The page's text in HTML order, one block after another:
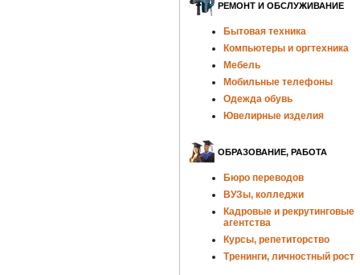
РЕМОНТ И ОБСЛУЖИВАНИЕ
Бытовая техника
Компьютеры и оргтехника
Мебель
Мобильные телефоны
Одежда обувь
Ювелирные изделия
ОБРАЗОВАНИЕ, РАБОТА
Бюро переводов
ВУЗы, колледжи
Кадровые и рекрутинговые
агентства
Курсы, репетиторство
Тренинги, личностный рост